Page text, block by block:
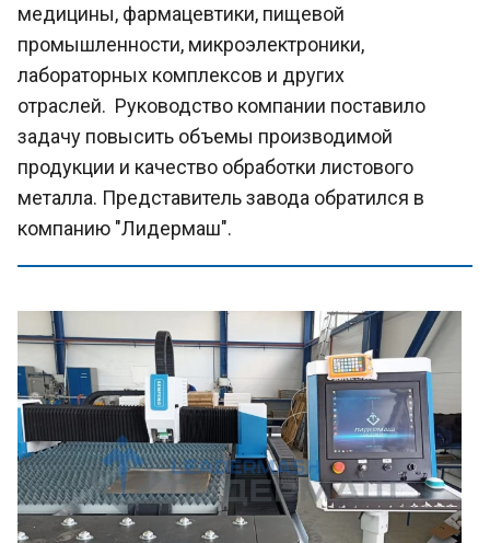
медицины, фармацевтики, пищевой
промышленности, микроэлектроники,
лабораторных комплексов и других
отраслей. Руководство компании поставило
задачу повысить объемы производимой
продукции и качество обработки листового
металла. Представитель завода обратился в
компанию "Лидермаш".